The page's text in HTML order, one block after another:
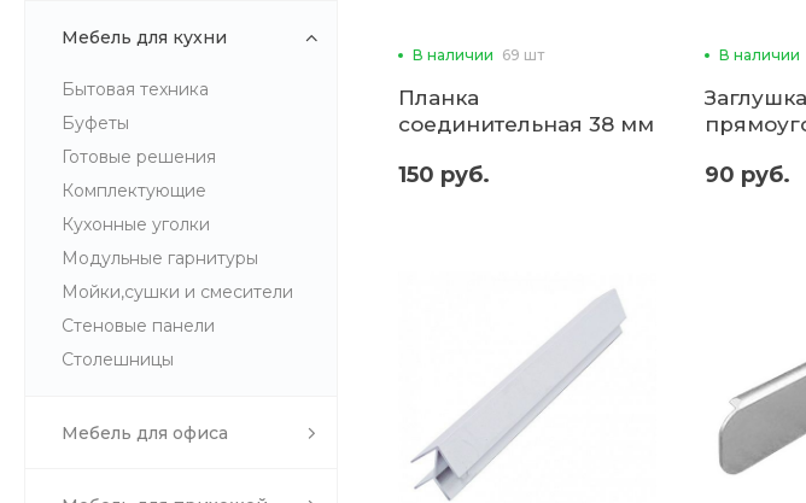
Мебель для кухни
Бытовая техника
Буфеты
Готовые решения
Комплектующие
Кухонные уголки
Модульные гарнитуры
Мойки,сушки и смесители
Стеновые панели
Столешницы
Мебель для офиса
В наличии 69 шт
Планка
соединительная 38 мм
150 руб.
В наличии
(3м)
90 руб.